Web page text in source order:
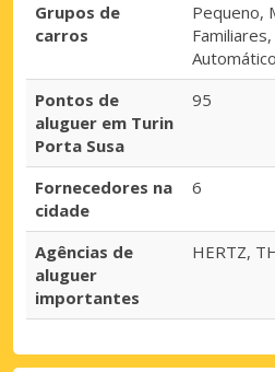
Grupos de
carros
Pequeno,
Pontos de
aluguer em Turin
Porta Susa
95
Fornecedores na
cidade
6
Agências de
aluguer
importantes
HERTZ,